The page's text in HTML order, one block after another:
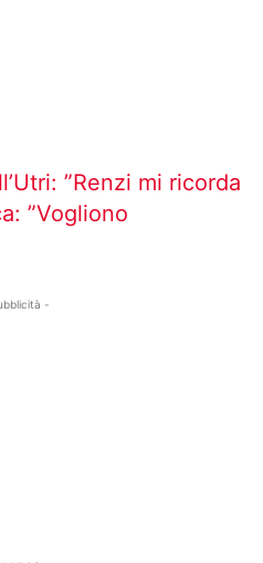
”Renzi mi ricorda
”Vogliono
-